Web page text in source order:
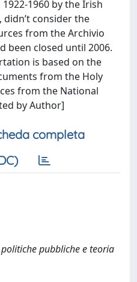
1960 by the Irish
consider the
from the Archivio
been closed until 2006.
is based on the
from the Holy
from the National
by Author]
completa
pubbliche e teoria